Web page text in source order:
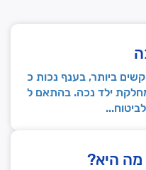
ביותר, בענף נכות כ
מחלקת ילד נכה. בהתאם ל
היא?